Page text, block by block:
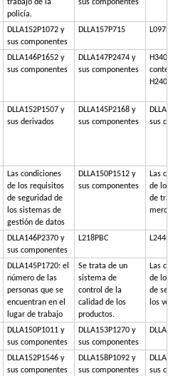
trabajo de la
policía.
sus componentes
DLLA152P1072 y
sus componentes
DLLA157P715
DLLA146P1652 y
sus componentes
DLLA147P2474 y
sus componentes
H340:
H240
DLLA152P1507 y
sus derivados
DLLA145P2168 y
sus componentes
sus
Las condiciones
de los requisitos
de seguridad de
los sistemas de
gestión de datos
DLLA150P1512 y
sus componentes
Las
de los
de
DLLA146P2370 y
sus componentes
L218PBC
DLLA145P1720: el
número de las
personas que se
encuentran en el
lugar de trabajo
Se trata de un
sistema de
control de la
calidad de los
productos.
Las
de los
de
los
DLLA150P1011 y
sus componentes
DLLA153P1270 y
sus componentes
DLLA152P1546 y
sus componentes
DLLA158P1092 y
sus componentes
sus